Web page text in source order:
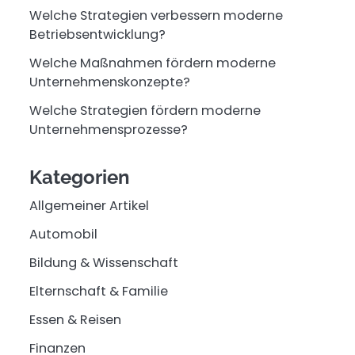
Welche Strategien verbessern moderne
Betriebsentwicklung?
Welche Maßnahmen fördern moderne
Unternehmenskonzepte?
Welche Strategien fördern moderne
Unternehmensprozesse?
Kategorien
Allgemeiner Artikel
Automobil
Bildung & Wissenschaft
Elternschaft & Familie
Essen & Reisen
Finanzen